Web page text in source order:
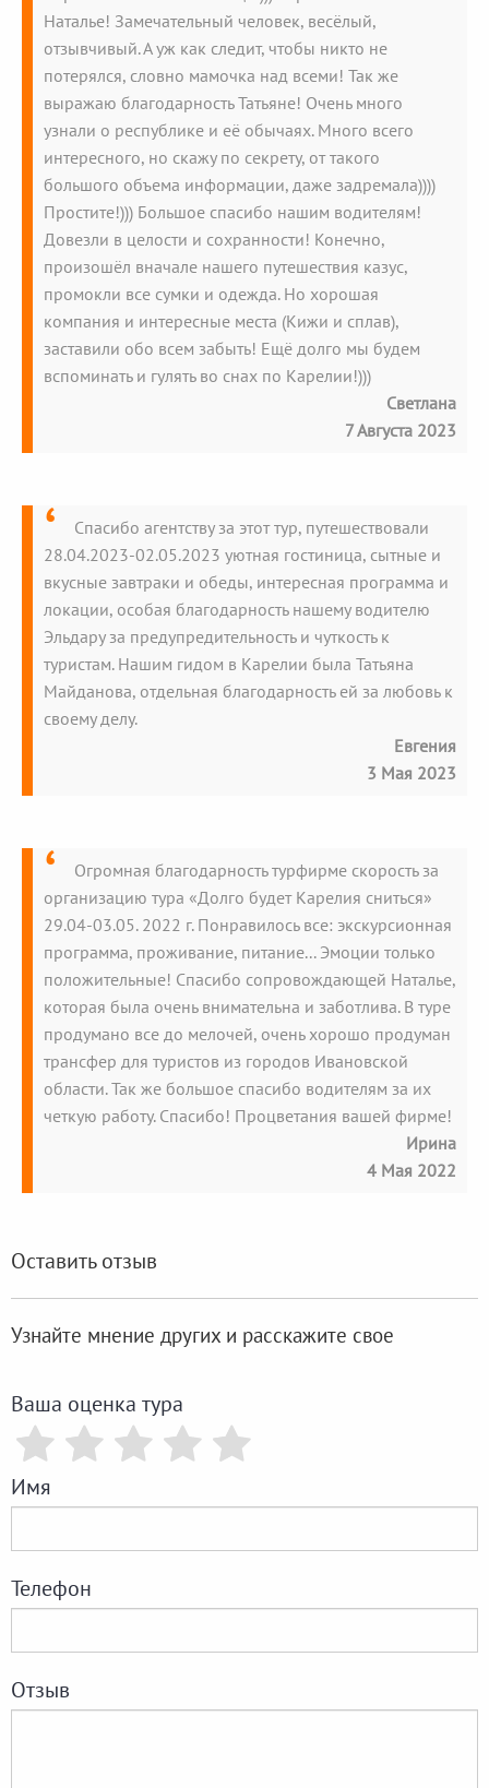
Наталье! Замечательный человек, весёлый,
отзывчивый. А уж как следит, чтобы никто не
потерялся, словно мамочка над всеми! Так же
выражаю благодарность Татьяне! Очень много
узнали о республике и её обычаях. Много всего
интересного, но скажу по секрету, от такого
большого объема информации, даже задремала))))
Простите!))) Большое спасибо нашим водителям!
Довезли в целости и сохранности! Конечно,
произошёл вначале нашего путешествия казус,
промокли все сумки и одежда. Но хорошая
компания и интересные места (Кижи и сплав),
заставили обо всем забыть! Ещё долго мы будем
вспоминать и гулять во снах по Карелии!)))
Светлана
7 Августа 2023
Спасибо агентству за этот тур, путешествовали
28.04.2023-02.05.2023 уютная гостиница, сытные и
вкусные завтраки и обеды, интересная программа и
локации, особая благодарность нашему водителю
Эльдару за предупредительность и чуткость к
туристам. Нашим гидом в Карелии была Татьяна
Майданова, отдельная благодарность ей за любовь к
своему делу.
Евгения
3 Мая 2023
Огромная благодарность турфирме скорость за
организацию тура «Долго будет Карелия сниться»
29.04-03.05. 2022 г. Понравилось все: экскурсионная
программа, проживание, питание... Эмоции только
положительные! Спасибо сопровождающей Наталье,
которая была очень внимательна и заботлива. В туре
продумано все до мелочей, очень хорошо продуман
трансфер для туристов из городов Ивановской
области. Так же большое спасибо водителям за их
четкую работу. Спасибо! Процветания вашей фирме!
Ирина
4 Мая 2022
Оставить отзыв
Узнайте мнение других и расскажите свое
Ваша оценка тура
Имя
Телефон
Отзыв